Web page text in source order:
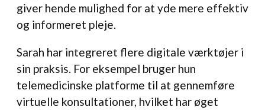
giver hende mulighed for at yde mere effektiv
og informeret pleje.
Sarah har integreret flere digitale værktøjer i
sin praksis. For eksempel bruger hun
telemedicinske platforme til at gennemføre
virtuelle konsultationer, hvilket har øget